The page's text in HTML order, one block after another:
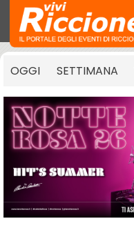
OGGI SETTIMANA